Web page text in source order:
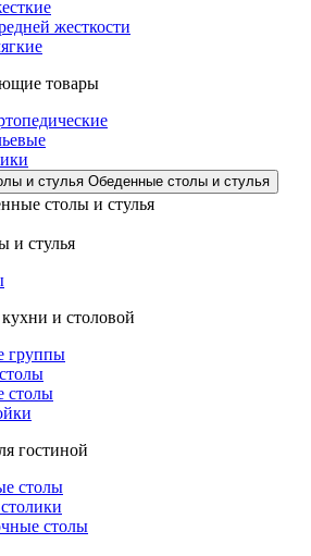
жесткости
товары
Обеденные столы и стулья
и стулья
и столовой
группы
столы
гостиной
столы
столы